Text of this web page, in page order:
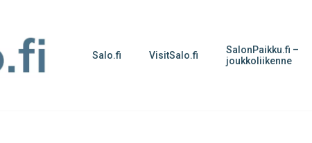
Salo.fi VisitSalo.fi
SalonPaikku.fi –
joukkoliikenne